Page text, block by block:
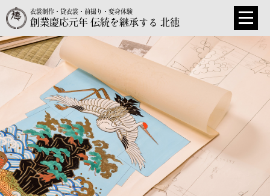
衣裳制作・貸衣裳・前撮り・変身体験
創業慶応元年 伝統を継承する 北徳